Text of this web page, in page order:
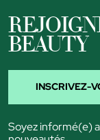
BEAUTY
INSCRIVEZ-
Soyez informé(e)